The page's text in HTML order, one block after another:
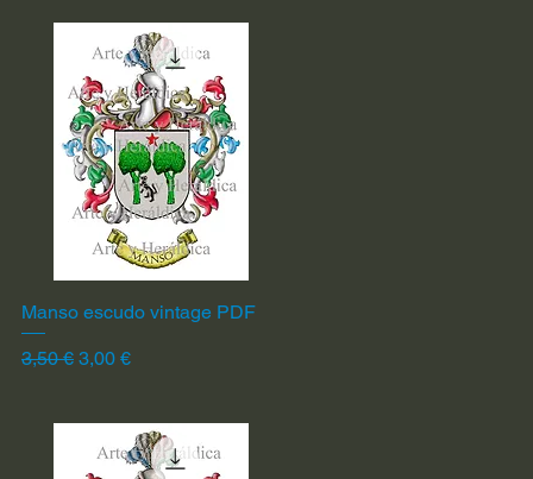
Vista rápida
Manso escudo vintage PDF
Precio
3,50 € Precio de oferta
3,00 €